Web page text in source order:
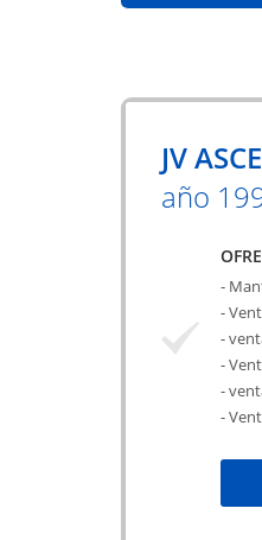
JV
año
-
-
-
-
-
-